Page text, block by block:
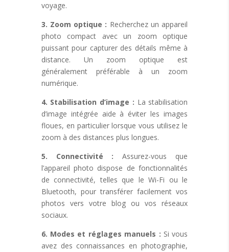
voyage.
3. Zoom optique : Recherchez un appareil
photo compact avec un zoom optique
puissant pour capturer des détails même à
distance. Un zoom optique est
généralement préférable à un zoom
numérique.
4. Stabilisation d’image : La stabilisation
d’image intégrée aide à éviter les images
floues, en particulier lorsque vous utilisez le
zoom à des distances plus longues.
5. Connectivité : Assurez-vous que
l’appareil photo dispose de fonctionnalités
de connectivité, telles que le Wi-Fi ou le
Bluetooth, pour transférer facilement vos
photos vers votre blog ou vos réseaux
sociaux.
6. Modes et réglages manuels : Si vous
avez des connaissances en photographie,